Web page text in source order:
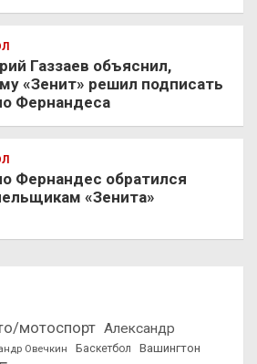
Газзаев объяснил,
«Зенит» решил подписать
Фернандеса
Фернандес обратился
«Зенита»
мотоспорт Александр
Овечкин Баскетбол
Вашингтон